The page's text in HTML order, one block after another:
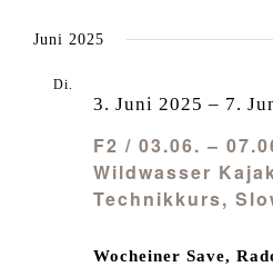
wählen.
Juni 2025
Di.
F2 / 03.06. –
Wildwasser
Technikkurs,
3. Juni 2025 – 7.
Wocheiner Save,